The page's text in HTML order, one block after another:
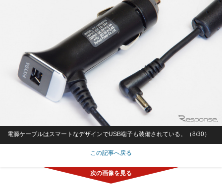
電源ケーブルはスマートなデザインでUSB端子も装備されている。（8/30）
この記事へ戻る